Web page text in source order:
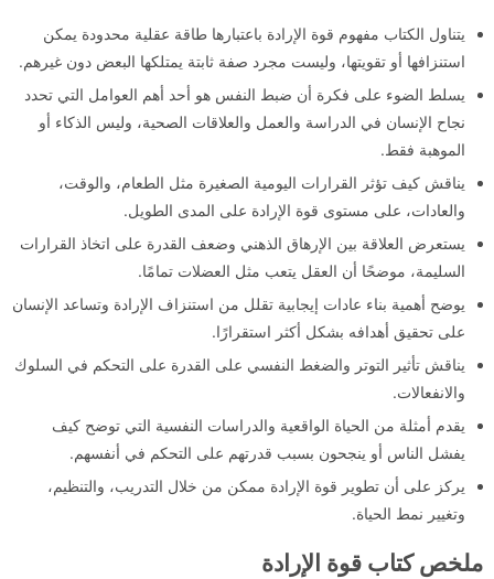
يتناول الكتاب مفهوم قوة الإرادة باعتبارها طاقة عقلية محدودة يمكن
استنزافها أو تقويتها، وليست مجرد صفة ثابتة يمتلكها البعض دون غيرهم.
يسلط الضوء على فكرة أن ضبط النفس هو أحد أهم العوامل التي تحدد
نجاح الإنسان في الدراسة والعمل والعلاقات الصحية، وليس الذكاء أو
الموهبة فقط.
يناقش كيف تؤثر القرارات اليومية الصغيرة مثل الطعام، والوقت،
والعادات، على مستوى قوة الإرادة على المدى الطويل.
يستعرض العلاقة بين الإرهاق الذهني وضعف القدرة على اتخاذ القرارات
السليمة، موضحًا أن العقل يتعب مثل العضلات تمامًا.
يوضح أهمية بناء عادات إيجابية تقلل من استنزاف الإرادة وتساعد الإنسان
على تحقيق أهدافه بشكل أكثر استقرارًا.
يناقش تأثير التوتر والضغط النفسي على القدرة على التحكم في السلوك
والانفعالات.
يقدم أمثلة من الحياة الواقعية والدراسات النفسية التي توضح كيف
يفشل الناس أو ينجحون بسبب قدرتهم على التحكم في أنفسهم.
يركز على أن تطوير قوة الإرادة ممكن من خلال التدريب، والتنظيم،
وتغيير نمط الحياة.
ملخص كتاب قوة الإرادة